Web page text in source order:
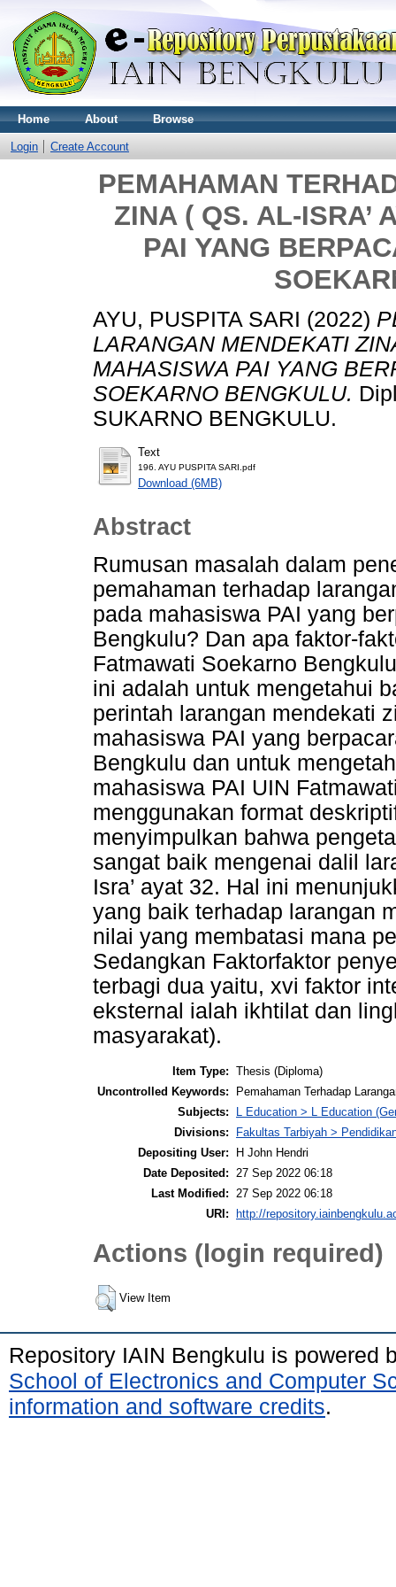
Home About Browse
Login Create Account
PEMAHAMAN
ZINA ( QS. AL-ISRA’
PAI YANG
AYU, PUSPITA SARI (2022)
LARANGAN MENDEKATI
MAHASISWA PAI YANG
SOEKARNO BENGKULU.
SUKARNO BENGKULU.
Text
196. AYU PUSPITA SARI.pdf
Download (6MB)
Abstract
Rumusan masalah dalam
pemahaman terhadap
pada mahasiswa PAI yang
Bengkulu? Dan apa faktor-
Fatmawati Soekarno
ini adalah untuk mengetahui
perintah larangan mendekati
mahasiswa PAI yang
Bengkulu dan untuk
mahasiswa PAI UIN
menggunakan format
menyimpulkan bahwa
sangat baik mengenai dalil
Isra’ ayat 32. Hal ini
yang baik terhadap larangan
nilai yang membatasi mana
Sedangkan Faktorfaktor
terbagi dua yaitu, xvi faktor
eksternal ialah ikhtilat dan
masyarakat).
Item Type: Thesis (Diploma)
Uncontrolled Keywords:
Pemahaman Terhadap
Subjects:
L Education > L Education
Divisions:
Fakultas Tarbiyah >
Depositing User:
H John Hendri
Date Deposited:
27 Sep 2022 06:18
Last Modified:
27 Sep 2022 06:18
URI:
http://
Actions (login required)
View Item
Repository IAIN Bengkulu is powered
School of Electronics and Computer
information and software credits.